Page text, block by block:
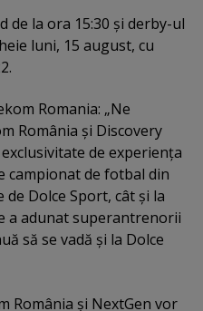
de la ora 15:30 şi derby-ul
luni, 15 august, cu
Romania: „Ne
România şi Discovery
de experienţa
campionat de fotbal din
Dolce Sport, cât şi la
a adunat superantrenorii
să se vadă şi la Dolce
România şi NextGen vor